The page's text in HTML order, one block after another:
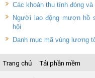
Các khoản thu tính đóng
Người lao động mượn hồ
hội
Danh mục mã vùng lương
Trang chủ Tải phần mềm